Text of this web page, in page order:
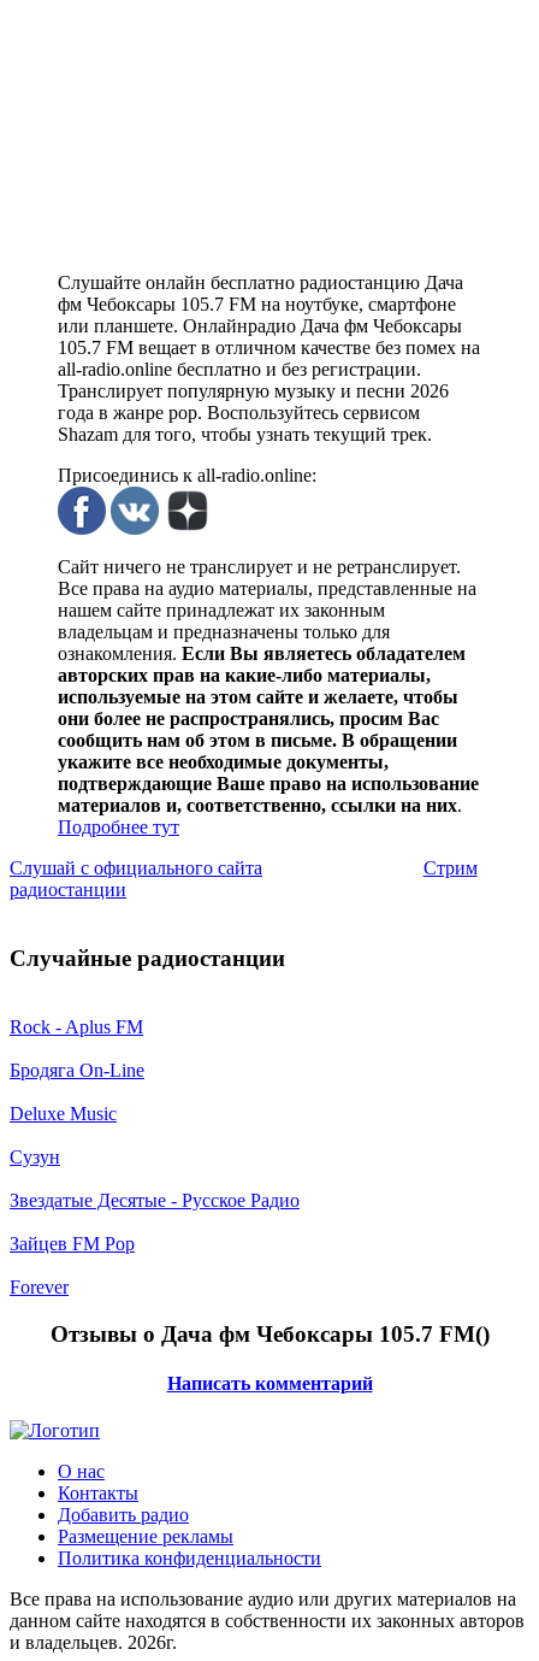
Слушайте онлайн бесплатно радиостанцию Дача
фм Чебоксары 105.7 FM на ноутбуке, смартфоне
или планшете. Онлайнрадио Дача фм Чебоксары
105.7 FM вещает в отличном качестве без помех на
all-radio.online бесплатно и без регистрации.
Транслирует популярную музыку и песни 2026
года в жанре pop. Воспользуйтесь сервисом
Shazam для того, чтобы узнать текущий трек.
Присоединись к all-radio.online:
Сайт ничего не транслирует и не ретранслирует.
Все права на аудио материалы, представленные на
нашем сайте принадлежат их законным
владельцам и предназначены только для
ознакомления. Если Вы являетесь обладателем
авторских прав на какие-либо материалы,
используемые на этом сайте и желаете, чтобы
они более не распространялись, просим Вас
сообщить нам об этом в письме. В обращении
укажите все необходимые документы,
подтверждающие Ваше право на использование
материалов и, соответственно, ссылки на них.
Подробнее тут
Слушай с официального сайта
Стрим
радиостанции
Случайные радиостанции
Rock - Aplus FM
Бродяга On-Line
Deluxe Music
Сузун
Звездатые Десятые - Русское Радио
Зайцев FM Pop
Forever
Отзывы о Дача фм Чебоксары 105.7 FM()
Написать комментарий
О нас
Контакты
Добавить радио
Размещение рекламы
Политика конфиденциальности
Все права на использование аудио или других материалов на
данном сайте находятся в собственности их законных авторов
и владельцев. 2026г.